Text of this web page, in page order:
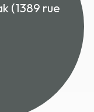
(1389 rue